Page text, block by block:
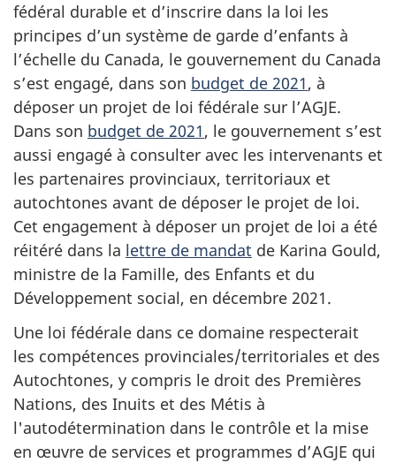
fédéral durable et d’inscrire dans la loi les
principes d’un système de garde d’enfants à
l’échelle du Canada, le gouvernement du Canada
s’est engagé, dans son budget de 2021, à
déposer un projet de loi fédérale sur l’AGJE.
Dans son budget de 2021, le gouvernement s’est
aussi engagé à consulter avec les intervenants et
les partenaires provinciaux, territoriaux et
autochtones avant de déposer le projet de loi.
Cet engagement à déposer un projet de loi a été
réitéré dans la lettre de mandat de Karina Gould,
ministre de la Famille, des Enfants et du
Développement social, en décembre 2021.
Une loi fédérale dans ce domaine respecterait
les compétences provinciales/territoriales et des
Autochtones, y compris le droit des Premières
Nations, des Inuits et des Métis à
l'autodétermination dans le contrôle et la mise
en œuvre de services et programmes d’AGJE qui